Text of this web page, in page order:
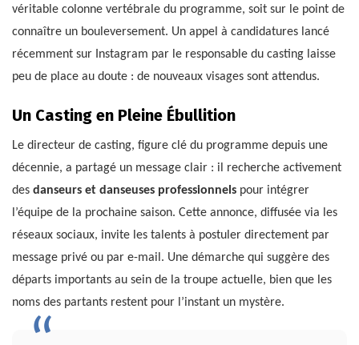
véritable colonne vertébrale du programme, soit sur le point de
connaître un bouleversement. Un appel à candidatures lancé
récemment sur Instagram par le responsable du casting laisse
peu de place au doute : de nouveaux visages sont attendus.
Un Casting en Pleine Ébullition
Le directeur de casting, figure clé du programme depuis une
décennie, a partagé un message clair : il recherche activement
des danseurs et danseuses professionnels pour intégrer
l’équipe de la prochaine saison. Cette annonce, diffusée via les
réseaux sociaux, invite les talents à postuler directement par
message privé ou par e-mail. Une démarche qui suggère des
départs importants au sein de la troupe actuelle, bien que les
noms des partants restent pour l’instant un mystère.